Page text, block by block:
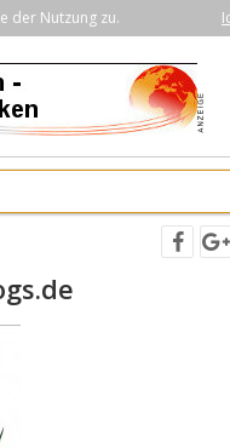
der Nutzung zu.